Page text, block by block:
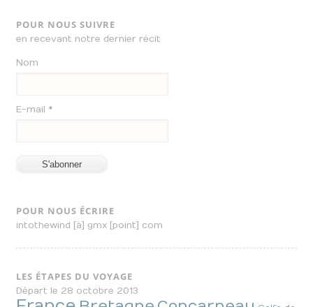
POUR NOUS SUIVRE
en recevant notre dernier récit
Nom
E-mail *
POUR NOUS ÉCRIRE
intothewind [à] gmx [point] com
LES ÉTAPES DU VOYAGE
Départ le 28 octobre 2013